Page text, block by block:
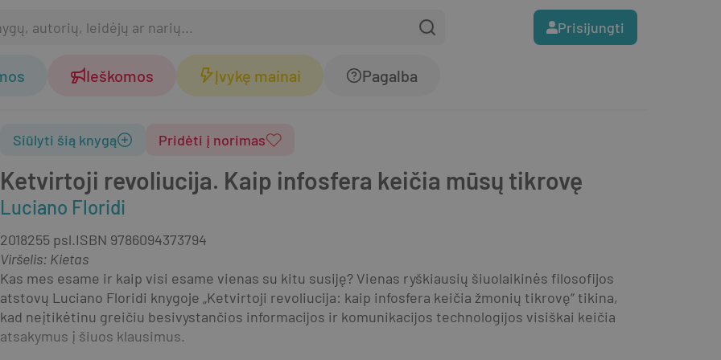
Prisijungti
Ieškomos Įvykę mainai Pagalba
Ketvirtoji revoliucija. Kaip infosfera keičia mūsų tikrovę
Luciano Floridi
Siūlyti šią knygą Pridėti į norimas
2018255 psl.ISBN 9786094373794
Viršelis: Kietas
Kas mes esame ir kaip visi esame vienas su kitu susiję? Vienas ryškiausių šiuolaikinės filosofijos
atstovų Luciano Floridi knygoje „Ketvirtoji revoliucija: kaip infosfera keičia žmonių tikrovę“ tikina,
kad neįtikėtinu greičiu besivystančios informacijos ir komunikacijos technologijos visiškai keičia
atsakymus į šiuos klausimus.